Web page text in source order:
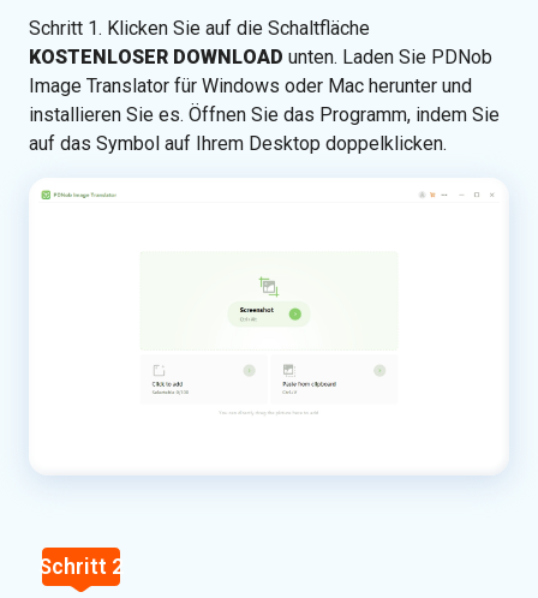
Schritt 1. Klicken Sie auf die Schaltfläche
KOSTENLOSER DOWNLOAD unten. Laden Sie PDNob
Image Translator für Windows oder Mac herunter und
installieren Sie es. Öffnen Sie das Programm, indem Sie
auf das Symbol auf Ihrem Desktop doppelklicken.
Schritt 2